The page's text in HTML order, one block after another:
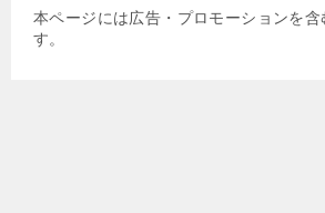
本ページには広告・プロモーションを含
す。